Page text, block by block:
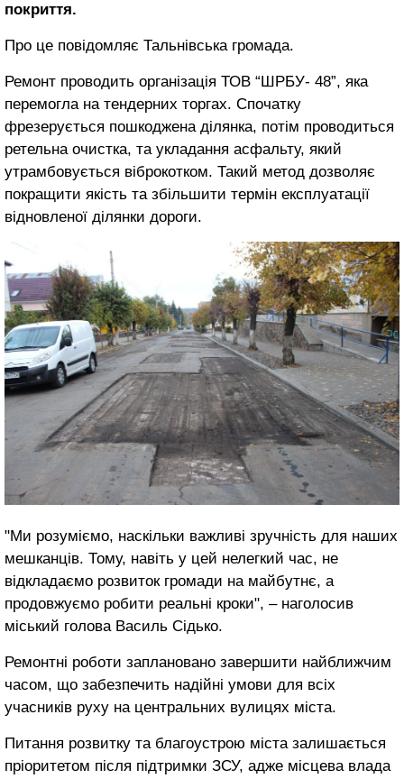
покриття.
Про це повідомляє Тальнівська громада.
Ремонт проводить організація ТОВ “ШРБУ- 48”, яка
перемогла на тендерних торгах. Спочатку
фрезерується пошкоджена ділянка, потім проводиться
ретельна очистка, та укладання асфальту, який
утрамбовується віброкотком. Такий метод дозволяє
покращити якість та збільшити термін експлуатації
відновленої ділянки дороги.
"Ми розуміємо, наскільки важливі зручність для наших
мешканців. Тому, навіть у цей нелегкий час, не
відкладаємо розвиток громади на майбутнє, а
продовжуємо робити реальні кроки", – наголосив
міський голова Василь Сідько.
Ремонтні роботи заплановано завершити найближчим
часом, що забезпечить надійні умови для всіх
учасників руху на центральних вулицях міста.
Питання розвитку та благоустрою міста залишається
пріоритетом після підтримки ЗСУ, адже місцева влада